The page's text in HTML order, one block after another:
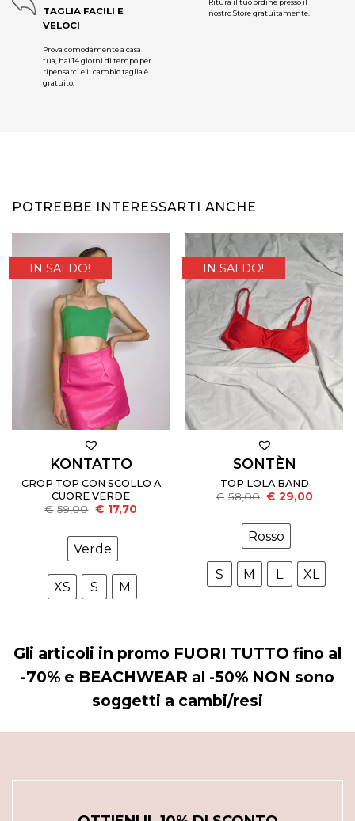
TAGLIA FACILI E
VELOCI
Prova comodamente a casa
tua, hai 14 giorni di tempo per
ripensarci e il cambio taglia è
gratuito.
Ritura il tuo ordine presso il
nostro Store gratuitamente.
POTREBBE INTERESSARTI ANCHE
IN SALDO!
KONTATTO
CROP TOP CON SCOLLO A
CUORE VERDE
€ 59,00 Il
prezzo
era:
€59,00.
€ 17,70Il
Verde
XS S M
IN SALDO!
SONTÈN
TOP LOLA BAND
€ 58,00 Il
prezzo
era:
€58,00.
€ 29,00
Rosso
S M L XL
Gli articoli in promo FUORI TUTTO fino al
-70% e BEACHWEAR al -50% NON sono
soggetti a cambi/resi